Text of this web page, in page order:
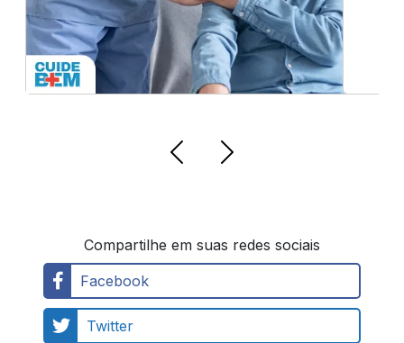
Compartilhe em suas redes sociais
Facebook
Twitter